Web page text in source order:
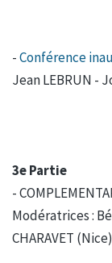
-Conférence
Jean LEBRUN -
3e Partie
-
Modératrices :
CHARAVET (Nice)